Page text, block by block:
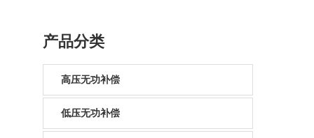
产品分类
高压无功补偿
低压无功补偿